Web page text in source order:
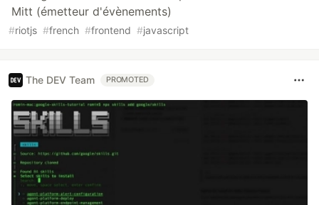
Mitt (émetteur d'évènements)
#riotjs #french #frontend #javascript
The DEV Team PROMOTED